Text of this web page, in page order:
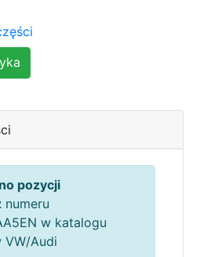
pozycji
numeru
w katalogu
VW/Audi